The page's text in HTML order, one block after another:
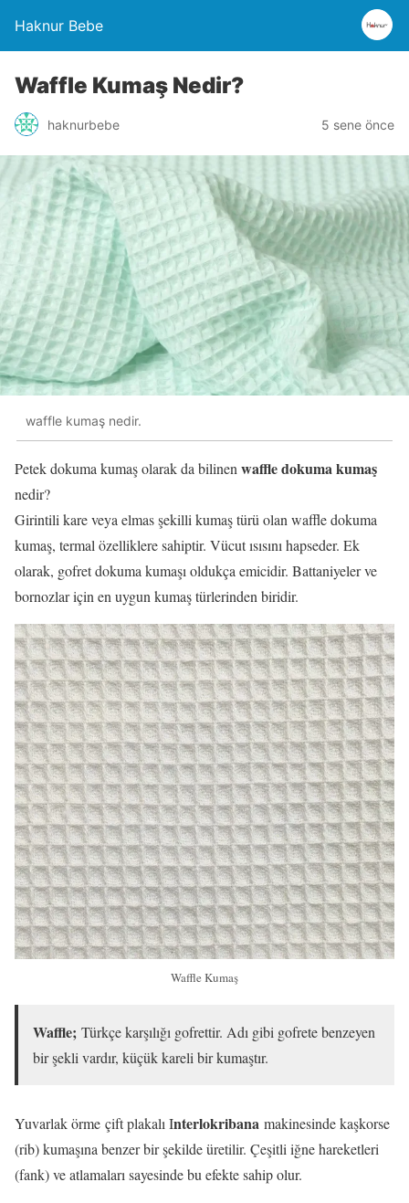
Haknur Bebe
Waffle Kumaş Nedir?
haknurbebe 5 sene önce
waffle kumaş nedir.
Petek dokuma kumaş olarak da bilinen waffle dokuma kumaş
nedir?
Girintili kare veya elmas şekilli kumaş türü olan waffle dokuma
kumaş, termal özelliklere sahiptir. Vücut ısısını hapseder. Ek
olarak, gofret dokuma kumaşı oldukça emicidir. Battaniyeler ve
bornozlar için en uygun kumaş türlerinden biridir.
Waffle Kumaş
Waffle; Türkçe karşılığı gofrettir. Adı gibi gofrete benzeyen
bir şekli vardır, küçük kareli bir kumaştır.
Yuvarlak örme çift plakalı Interlokribana makinesinde kaşkorse
(rib) kumaşına benzer bir şekilde üretilir. Çeşitli iğne hareketleri
(fank) ve atlamaları sayesinde bu efekte sahip olur.